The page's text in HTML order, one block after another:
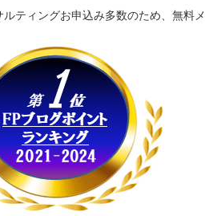
ルティングお申込み多数のため、無料